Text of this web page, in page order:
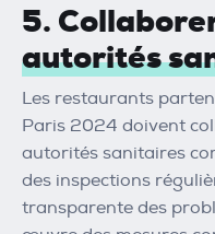
5.
autorités
Les restaurants
Paris 2024 doivent
autorités sanitaires
des inspections
transparente des